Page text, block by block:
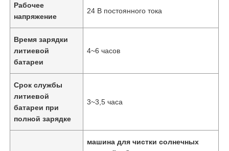
Рабочее
напряжение
24 В постоянного тока
Время зарядки
литиевой
батареи
4~6 часов
Срок службы
литиевой
батареи при
полной зарядке
3~3,5 часа
машина для чистки солнечных